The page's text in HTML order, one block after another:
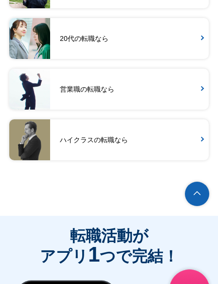
20代の転職なら
営業職の転職なら
ハイクラスの転職なら
転職活動が
アプリ 1つで完結！